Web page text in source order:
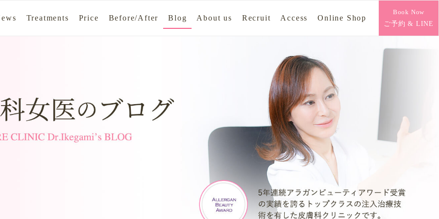
Treatments Price Before/After Blog About us Recruit Access Online Shop
Book Now
ご予約 & LINE